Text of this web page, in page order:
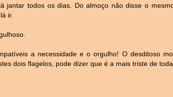
jantar todos os dias. Do almoço não disse o
ir.
a necessidade e o orgulho! O desditoso
dois flagelos, pode dizer que é a mais triste de